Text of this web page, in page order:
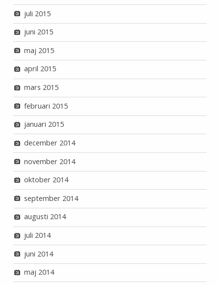
juli 2015
juni 2015
maj 2015
april 2015
mars 2015
februari 2015
januari 2015
december 2014
november 2014
oktober 2014
september 2014
augusti 2014
juli 2014
juni 2014
maj 2014